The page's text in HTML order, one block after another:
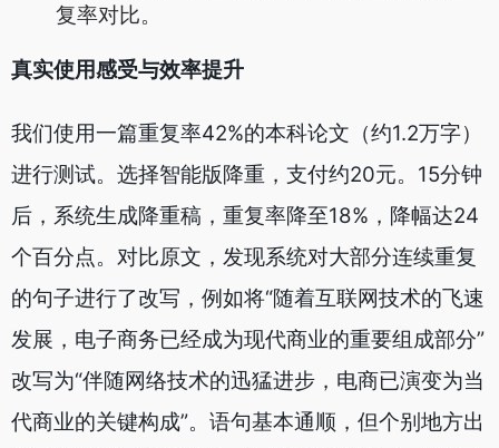
复率对比。
真实使用感受与效率提升
我们使用一篇重复率42%的本科论文（约1.2万字）
进行测试。选择智能版降重，支付约20元。15分钟
后，系统生成降重稿，重复率降至18%，降幅达24
个百分点。对比原文，发现系统对大部分连续重复
的句子进行了改写，例如将“随着互联网技术的飞速
发展，电子商务已经成为现代商业的重要组成部分”
改写为“伴随网络技术的迅猛进步，电商已演变为当
代商业的关键构成”。语句基本通顺，但个别地方出